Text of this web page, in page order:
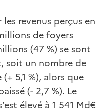
revenus perçus en
de foyers
(47 %) se sont
soit un nombre de
5,1 %), alors que
(- 2,7 %). Le
élevé à 1 541 Md€